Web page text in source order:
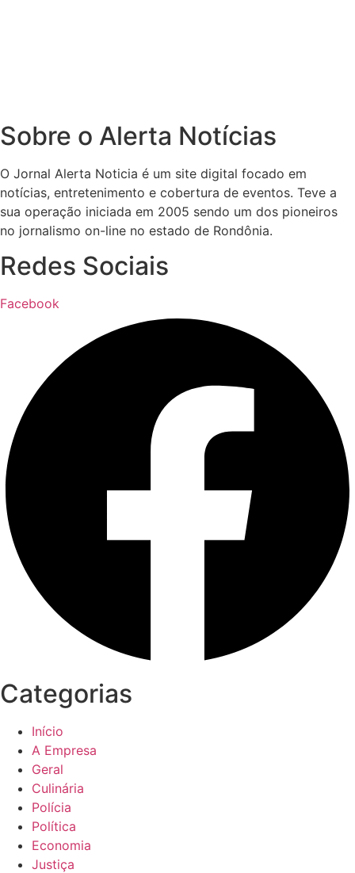
Sobre o Alerta Notícias
O Jornal Alerta Noticia é um site digital focado em
notícias, entretenimento e cobertura de eventos. Teve a
sua operação iniciada em 2005 sendo um dos pioneiros
no jornalismo on-line no estado de Rondônia.
Redes Sociais
Facebook
Categorias
Início
A Empresa
Geral
Culinária
Polícia
Política
Economia
Justiça